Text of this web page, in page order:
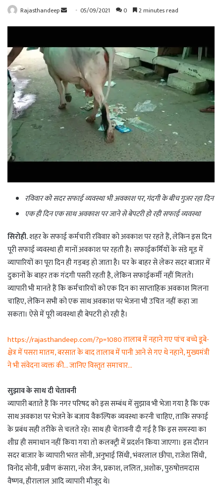
Rajasthandeep
Send 05/09/2021 0 2 minutes read
रविवार को सदर सफाई व्यवस्था भी अवकाश पर, गंदगी के बीच गुजर रहा दिन
एक ही दिन एक साथ अवकाश पर जाने से बेपटरी हो रही सफाई व्यवस्था
सिरोही.शहर के सफाई कर्मचारी रविवार को अवकाश पर रहते हैं, लेकिन इस दिन
पूरी सफाई व्यवस्था ही मानों अवकाश पर रहती है। सफाईकर्मियों के संडे मूड में
व्यापारियों का पूरा दिन ही गड़बड़ हो जाता है। घर के बाहर से लेकर सदर बाजार में
दुकानों के बाहर तक गंदगी पसरी रहती है, लेकिन सफाईकर्मी नहीं मिलते।
व्यापारी भी मानते हैं कि कर्मचारियों को एक दिन का साप्ताहिक अवकाश मिलना
चाहिए, लेकिन सभी को एक साथ अवकाश पर भेजना भी उचित नहीं कहा जा
सकता। ऐसे में पूरी व्यवस्था ही बेपटरी हो रही है।
https://rajasthandeep.com/?p=1080 तालाब में नहाने गए पांच बच्चे डूबे-
क्षेत्र में पसरा मातम, बरसात के बाद तालाब में पानी आने से गए थे नहाने, मुख्यमंत्री
ने भी संवेदना व्यक्त की… जानिए विस्तृत समाचार…
सुझाव के साथ दी चेतावनी
व्यापारी बताते हैं कि नगर परिषद को इस सम्बंध में सुझाव भी भेजा गया है कि एक
साथ अवकाश पर भेजने के बजाय वैकल्पिक व्यवस्था करनी चाहिए, ताकि सफाई
के प्रबंध सही तरीके से चलते रहे। साथ ही चेतावनी दी गई है कि इस समस्या का
शीघ्र ही समाधान नहीं किया गया तो कलक्ट्री में प्रदर्शन किया जाएगा। इस दौरान
सदर बाजार के व्यापारी भरत सोनी, अनुभाई सिंधी, भंवरलाल छीपा, राजेश सिंधी,
विनोद सोनी, प्रवीण कंसारा, नरेश जैन, प्रकाश, ललित, अशोक, पुरुषोत्तमदास
वैष्णव, हीरालाल आदि व्यापारी मौजूद थे।